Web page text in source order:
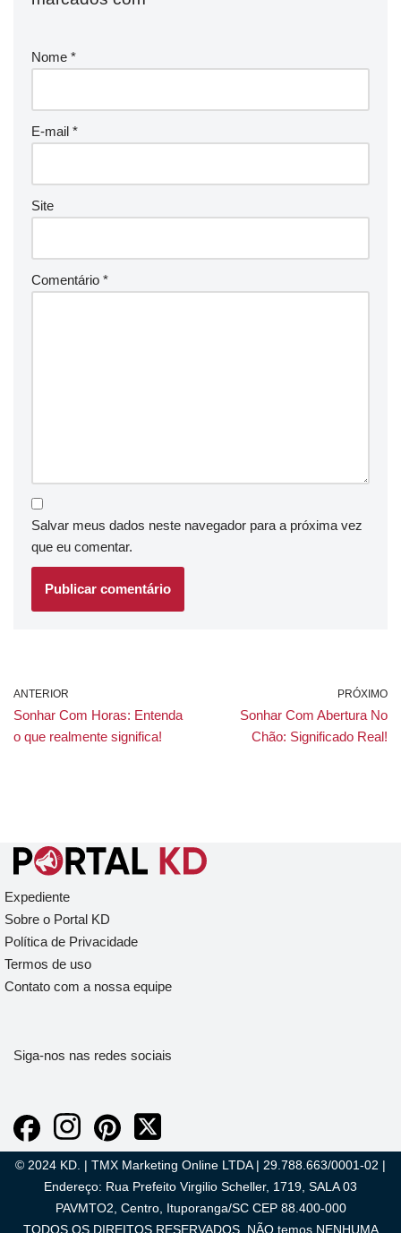
Nome *
E-mail *
Site
Comentário *
Salvar meus dados neste navegador para a próxima vez
que eu comentar.
ANTERIOR
Sonhar Com Horas: Entenda
o que realmente significa!
PRÓXIMO
Sonhar Com Abertura No
Chão: Significado Real!
Expediente
Sobre o Portal KD
Política de Privacidade
Termos de uso
Contato com a nossa equipe
Siga-nos nas redes sociais
© 2024 KD. | TMX Marketing Online LTDA | 29.788.663/0001-02 |
Endereço: Rua Prefeito Virgilio Scheller, 1719, SALA 03
PAVMTO2, Centro, Ituporanga/SC CEP 88.400-000
TODOS OS DIREITOS RESERVADOS. NÃO temos NENHUMA